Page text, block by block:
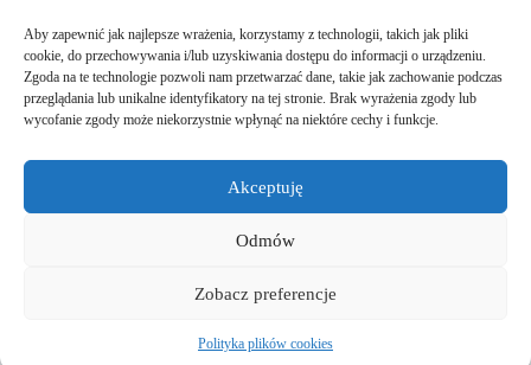
Aby zapewnić jak najlepsze wrażenia, korzystamy z technologii, takich jak pliki
cookie, do przechowywania i/lub uzyskiwania dostępu do informacji o urządzeniu.
Zgoda na te technologie pozwoli nam przetwarzać dane, takie jak zachowanie podczas
przeglądania lub unikalne identyfikatory na tej stronie. Brak wyrażenia zgody lub
wycofanie zgody może niekorzystnie wpłynąć na niektóre cechy i funkcje.
Akceptuję
Odmów
Zobacz preferencje
Polityka plików cookies
Choć dziś Tesla nie określa swojego auta z
nazwa, tak właśnie będę określał tą wersje, dla
lepszej identyfikacji. Autem tym odbyliśmy testową
podróż do Włoch. Jak zwykle dzięki pomocy
2024-11-05